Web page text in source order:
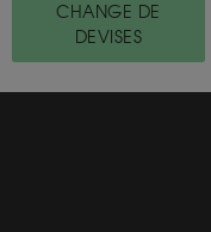
CHANGE DE
DEVISES